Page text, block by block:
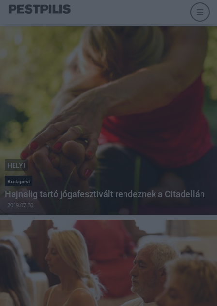
HELYI
Budapest
Hajnalig tartó jógafesztivált rendeznek a Citadellán
2019.07.30